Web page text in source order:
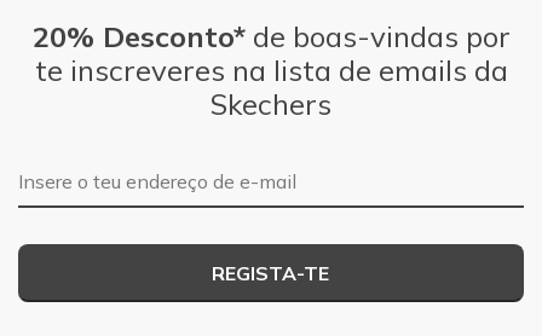
20% Desconto*de boas-vindas por
te inscreveres na lista de emails da
Skechers
Endereço de e-mail
REGISTA-TE